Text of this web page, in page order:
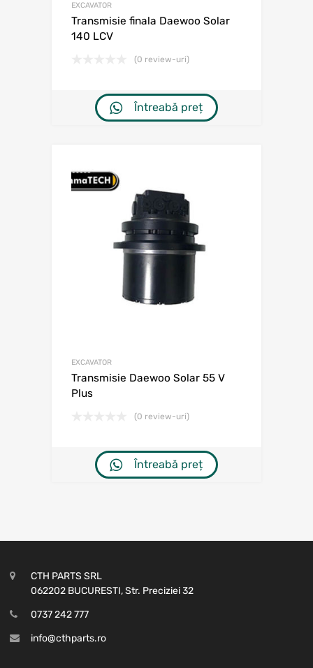
EXCAVATOR
Transmisie finala Daewoo Solar
140 LCV
(0 review-uri)
Întreabă preț
EXCAVATOR
Transmisie Daewoo Solar 55 V
Plus
(0 review-uri)
Întreabă preț
CTH PARTS SRL
062202 BUCURESTI, Str. Preciziei 32
0737 242 777
info@cthparts.ro